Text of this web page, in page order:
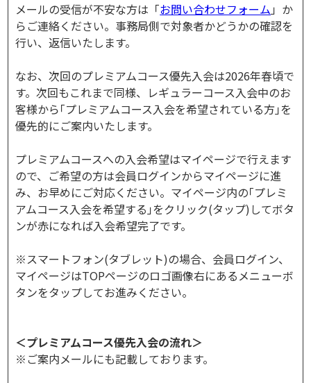
メールの受信が不安な方は「お問い合わせフォーム 」か
らご連絡ください。事務局側で対象者かどうかの確認を
行い、返信いたします。
なお、次回のプレミアムコース優先入会は2026年春頃で
す。次回もこれまで同様、レギュラーコース入会中のお
客様から｢プレミアムコース入会を希望されている方｣を
優先的にご案内いたします。
プレミアムコースへの入会希望はマイページで行えます
ので、ご希望の方は会員ログインからマイページに進
み、お早めにご対応ください。マイページ内の｢プレミ
アムコース入会を希望する｣をクリック(タップ)してボタ
ンが赤になれば入会希望完了です。
※スマートフォン(タブレット)の場合、会員ログイン、
マイページはTOPページのロゴ画像右にあるメニューボ
タンをタップしてお進みください。
＜プレミアムコース優先入会の流れ＞
※ご案内メールにも記載しております。